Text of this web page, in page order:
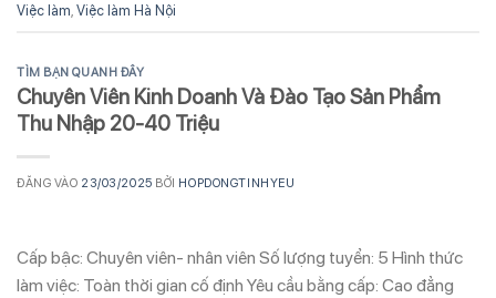
Việc làm Việc làm Hà Nội
TÌM BẠN QUANH ĐÂY
Chuyên Viên Kinh Doanh Và Đào Tạo Sản Phẩm
Thu Nhập 20-40 Triệu
ĐĂNG VÀO 23/03/2025 BỞI HOPDONGTINHYEU
Cấp bậc: Chuyên viên- nhân viên Số lượng tuyển: 5 Hình thức
làm việc: Toàn thời gian cố định Yêu cầu bằng cấp: Cao đẳng